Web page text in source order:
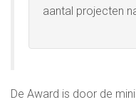
aantal projecten
De Award is door de